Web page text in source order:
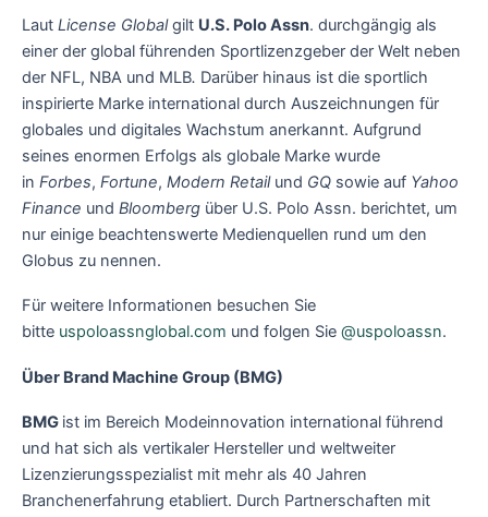
Laut License Globalgilt U.S. Polo Assn. durchgängig als
einer der global führenden Sportlizenzgeber der Welt neben
der NFL, NBA und MLB. Darüber hinaus ist die sportlich
inspirierte Marke international durch Auszeichnungen für
globales und digitales Wachstum anerkannt. Aufgrund
seines enormen Erfolgs als globale Marke wurde
in Forbes, Fortune, Modern Retailund GQ sowie auf Yahoo
Finance und Bloomberg über U.S. Polo Assn. berichtet, um
nur einige beachtenswerte Medienquellen rund um den
Globus zu nennen.
Für weitere Informationen besuchen Sie
bitte uspoloassnglobal.com und folgen Sie @uspoloassn.
Über Brand Machine Group (BMG)
BMG ist im Bereich Modeinnovation international führend
und hat sich als vertikaler Hersteller und weltweiter
Lizenzierungsspezialist mit mehr als 40 Jahren
Branchenerfahrung etabliert. Durch Partnerschaften mit